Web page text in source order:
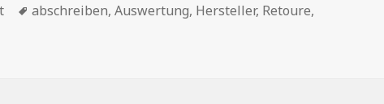
Schlagwörter
abschreiben, Auswertung, Hersteller, Retoure,